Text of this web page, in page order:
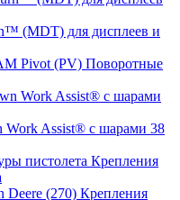
(MDT) для дисплеев и
Поворотные
Assist® с шарами 38
Крепления
Крепления